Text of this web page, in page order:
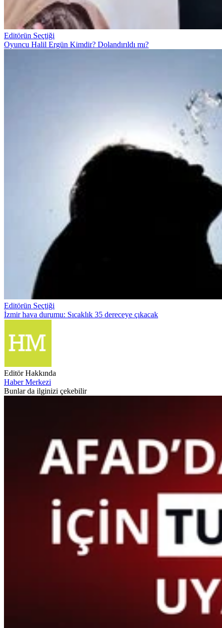
Editörün Seçtiği
Oyuncu Halil Ergün Kimdir? Dolandırıldı mı?
Editörün Seçtiği
İzmir hava durumu: Sıcaklık 35 dereceye çıkacak
Editör Hakkında
Haber Merkezi
Bunlar da ilginizi çekebilir